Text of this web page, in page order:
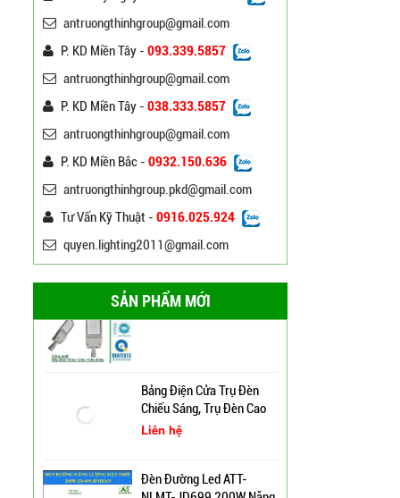
antruongthinhgroup@gmail.com
P. KD Miền Tây - 093.339.5857
antruongthinhgroup@gmail.com
P. KD Miền Tây - 038.333.5857
antruongthinhgroup@gmail.com
P. KD Miền Bắc - 0932.150.636
antruongthinhgroup.pkd@gmail.com
Tư Vấn Kỹ Thuật - 0916.025.924
quyen.lighting2011@gmail.com
SẢN PHẨM MỚI
Áp Tròn Côn Cần Đôi Kiểu
K212
Liên hệ
Đèn Đường Led Cao Áp
120W ATT
Liên hệ
Đèn Đường Led Chiếu
Sáng 100W 150W Philips
Đèn Led Đường Phố OEM
100w 120w 150w
Liên hệ
Bảng Điện Cửa Trụ Đèn
Chiếu Sáng, Trụ Đèn Cao
Áp
Liên hệ
NLMT-JD699 200W Năng
Cột Đèn Cao Áp Chiếu
Sáng Đường Phố Tại Lạng
Sơn
Vàng Năng Lượng Mặt
Trời Tại Bình Định